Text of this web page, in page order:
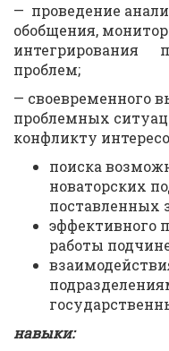
— проведение
обобщения,
интегрирования
проблем;
— своевременного
проблемных
конфликту
поиска
новаторских
поставленных
эффективного
работы
навыки: